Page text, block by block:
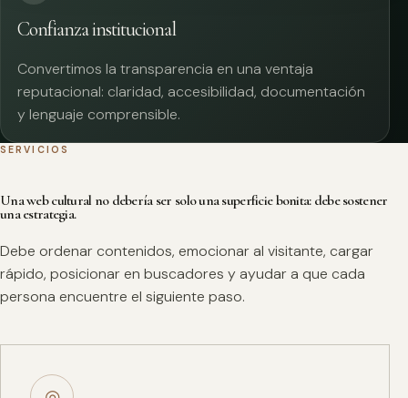
Confianza institucional
Convertimos la transparencia en una ventaja
reputacional: claridad, accesibilidad, documentación
y lenguaje comprensible.
SERVICIOS
Una web cultural no debería ser solo una superficie bonita: debe sostener
una estrategia.
Debe ordenar contenidos, emocionar al visitante, cargar
rápido, posicionar en buscadores y ayudar a que cada
persona encuentre el siguiente paso.